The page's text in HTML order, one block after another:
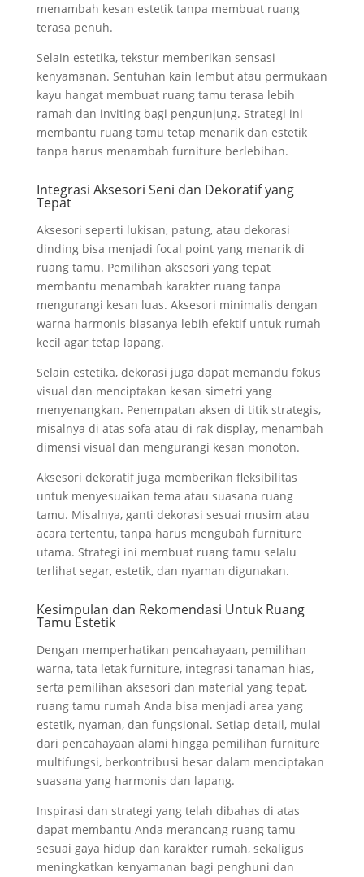
menambah kesan estetik tanpa membuat ruang
terasa penuh.
Selain estetika, tekstur memberikan sensasi
kenyamanan. Sentuhan kain lembut atau permukaan
kayu hangat membuat ruang tamu terasa lebih
ramah dan inviting bagi pengunjung. Strategi ini
membantu ruang tamu tetap menarik dan estetik
tanpa harus menambah furniture berlebihan.
Integrasi Aksesori Seni dan Dekoratif yang
Tepat
Aksesori seperti lukisan, patung, atau dekorasi
dinding bisa menjadi focal point yang menarik di
ruang tamu. Pemilihan aksesori yang tepat
membantu menambah karakter ruang tanpa
mengurangi kesan luas. Aksesori minimalis dengan
warna harmonis biasanya lebih efektif untuk rumah
kecil agar tetap lapang.
Selain estetika, dekorasi juga dapat memandu fokus
visual dan menciptakan kesan simetri yang
menyenangkan. Penempatan aksen di titik strategis,
misalnya di atas sofa atau di rak display, menambah
dimensi visual dan mengurangi kesan monoton.
Aksesori dekoratif juga memberikan fleksibilitas
untuk menyesuaikan tema atau suasana ruang
tamu. Misalnya, ganti dekorasi sesuai musim atau
acara tertentu, tanpa harus mengubah furniture
utama. Strategi ini membuat ruang tamu selalu
terlihat segar, estetik, dan nyaman digunakan.
Kesimpulan dan Rekomendasi Untuk Ruang
Tamu Estetik
Dengan memperhatikan pencahayaan, pemilihan
warna, tata letak furniture, integrasi tanaman hias,
serta pemilihan aksesori dan material yang tepat,
ruang tamu rumah Anda bisa menjadi area yang
estetik, nyaman, dan fungsional. Setiap detail, mulai
dari pencahayaan alami hingga pemilihan furniture
multifungsi, berkontribusi besar dalam menciptakan
suasana yang harmonis dan lapang.
Inspirasi dan strategi yang telah dibahas di atas
dapat membantu Anda merancang ruang tamu
sesuai gaya hidup dan karakter rumah, sekaligus
meningkatkan kenyamanan bagi penghuni dan